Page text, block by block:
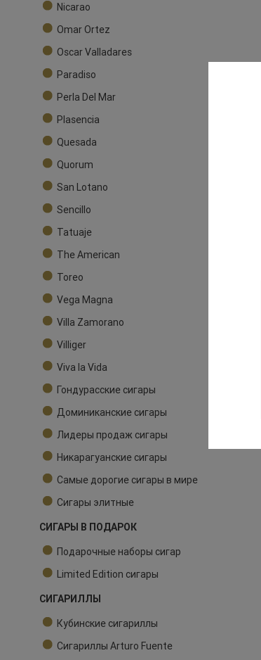
Nicarao
Omar Ortez
Oscar Valladares
Paradiso
Perla Del Mar
Plasencia
Quesada
Quorum
San Lotano
Sencillo
Tatuaje
The American
Toreo
Vega Magna
Villa Zamorano
Villiger
Viva la Vida
Гондурасские сигары
Доминиканские сигары
Лидеры продаж сигары
Никарагуанские сигары
Самые дорогие сигары в мире
Сигары элитные
СИГАРЫ В ПОДАРОК
Подарочные наборы сигар
Limited Edition сигары
СИГАРИЛЛЫ
Кубинские сигариллы
Сигариллы Arturo Fuente